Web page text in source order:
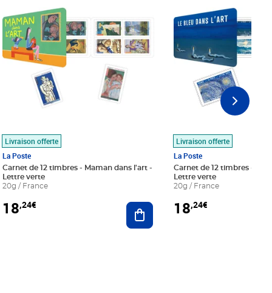
panier
Livraison offerte
La Poste
Carnet de 12 timbres - Maman dans l'art -
Lettre verte
20g / France
18,24€ Ajouter au panier
Livraison offerte
La Poste
Carnet de 12 timbres - Le
Lettre verte
20g / France
18,24€